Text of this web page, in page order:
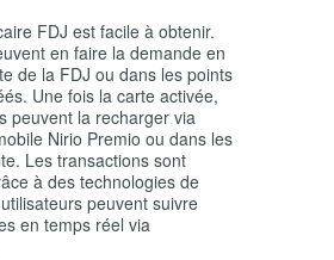
FDJ est facile à obtenir.
en faire la demande en
de la FDJ ou dans les points
Une fois la carte activée,
peuvent la recharger via
Nirio Premio ou dans les
Les transactions sont
à des technologies de
peuvent suivre
en temps réel via